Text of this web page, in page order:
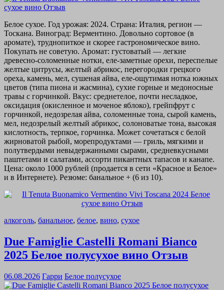
Белое сухое. Год урожая: 2024. Страна: Италия, регион —
Тоскана. Виноград: Верментино. Довольно сортовое (в
аромате), труднопиткое и скорее гастрономическое вино.
Покупать не советую. Аромат: густоватый — легкие
древесно-соломенные нотки, еле-заметные орехи, переспелые
желтые цитрусы, желтый абрикос, перегородки грецкого
ореха, камень, мел, сушеная айва, еле-ощутимая нотка южных
цветов (типа пиона и жасмина), сухие горные и медоносные
травы с горчинкой. Вкус: среднетелое, почти несладкое,
оксидация (окисленное и моченое яблоко), грейпфрут с
горчинкой, недозрелая айва, соломенные тона, сырой камень,
мел, недозрелый желтый абрикос, солоноватые тона, высокая
кислотность, терпкое, горчинка. Может сочетаться с белой
жирноватой рыбой, морепродуктами — гриль, мягкими и
полутвердыми невыдержанными сырами, средневкусными
паштетами и салатами, ассорти пикантных тапасов и канапе.
Цена: около 1000 рублей (продается в сети «Красное и Белое»
и в Интернете). Резюме: банальное + (6 из 10).
алкоголь, банальное, белое, вино, сухое
Due Famiglie Castelli Romani Bianco
2025 Белое полусухое вино Отзыв
06.08.2026 Гарри Белое полусухое